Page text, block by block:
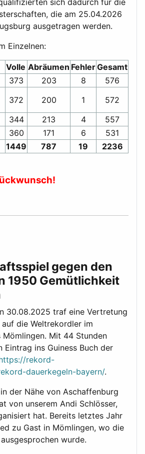
sich dadurch für die
die am 25.04.2026
ausgetragen werden.
Einzelnen:
Volle Abräumen FehlerGesamt
373 203 8
576
372 200 1
572
344 213 4
557
360 171 6
531
1449 787 19 2236
gegen den
1950 Gemütlichkeit
30.08.2025 traf eine Vertretung
die Weltrekordler im
Mömlingen. Mit 44 Stunden
Eintrag ins Guiness Buch der
rekord-
dauerkegeln-bayern/.
der Nähe von Aschaffenburg
von unserem Andi Schlösser,
hat. Bereits letztes Jahr
zu Gast in Mömlingen, wo die
wurde.